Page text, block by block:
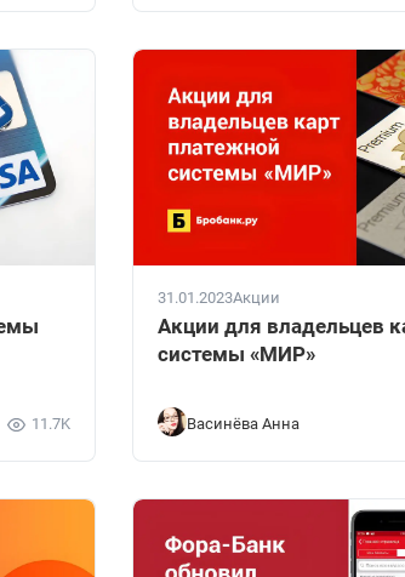
11.7K
31.01.2023Акции
Акции для владельцев
системы «МИР»
Васинёва Анна